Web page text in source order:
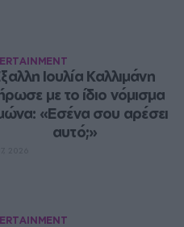
Ιουλία Καλλιμάνη
με το ίδιο νόμισμα
«Εσένα σου αρέσει
αυτό;»